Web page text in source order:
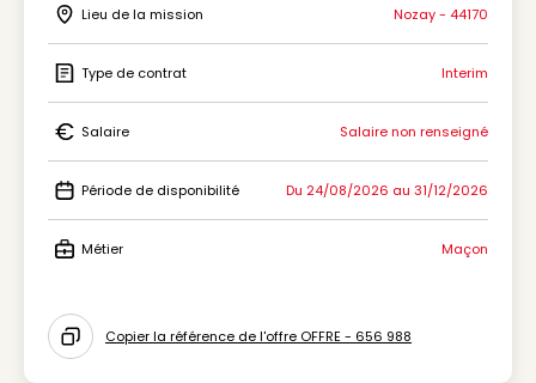
Icon Lieu de la mission
Lieu de la mission Nozay - 44170
Icon Type de contrat
Type de contrat Interim
Icon Salaire
Salaire Salaire non renseigné
Icon Période de disponibilité
Période de disponibilité Du 24/08/2026 au 31/12/2026
Métier Maçon
Icon copy to clipboard
Copier la référence de l'offre OFFRE - 656 988